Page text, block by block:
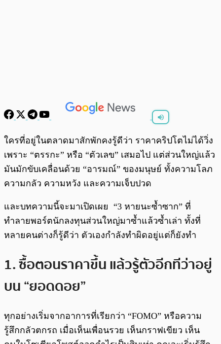
พร้อมเล่น 0:00 / 0:00
ใครที่อยู่ในตลาดมาสักพักคงรู้ดีว่า ราคาคริปโตไม่ได้วิ่ง
เพราะ “ตรรกะ” หรือ “ตัวเลข” เสมอไป แต่ส่วนใหญ่แล้ว
มันมักขับเคลื่อนด้วย “อารมณ์” ของมนุษย์ ทั้งความโลภ
ความกลัว ความหวัง และความเจ็บปวด
และบทความนี้จะมาเปิดเผย “3 หายนะซ้ำซาก” ที่
ทำลายพอร์ตนักลงทุนส่วนใหญ่มาซ้ำแล้วซ้ำเล่า ทั้งที่
หลายคนต่างก็รู้ดีว่า ตัวเองกำลังทำผิดอยู่แต่ก็ยังทำ
1. ซื้อตอนราคาขึ้น แล้วรู้ตัวอีกทีว่าอยู่
บน “ยอดดอย”
ทุกอย่างเริ่มจากอาการที่เรียกว่า “FOMO” หรือความ
รู้สึกกลัวตกรถ เมื่อเห็นเพื่อนรวย เห็นกราฟเขียว เห็น